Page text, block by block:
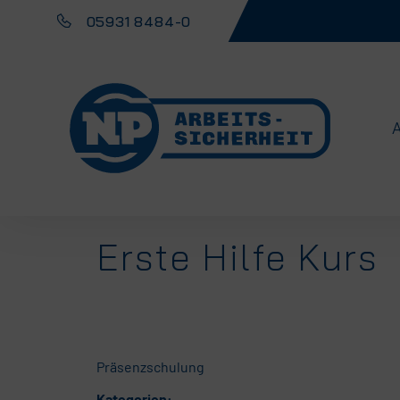
05931 8484-0
Erste Hilfe Kurs
Präsenzschulung